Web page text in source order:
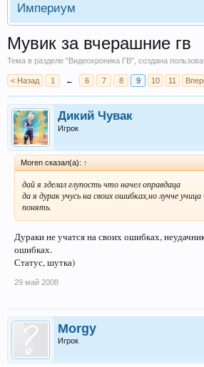
Империум
Мувик за вчерашние гв
Тема в разделе "Видеохроника ГВ", создана
< Назад 1 ← 6 7 8 9 10 11
Дикий Чувак
Игрок
Moren сказал(а): ↑
дай я зделал глупость что начел оправдаца
да я дурак учусь на своих ошибках,но лучче
понять.
Дураки не учатся на своих ошибках,
ошибках.
Статус, шутка)
29 май 2008
Morgy
Игрок